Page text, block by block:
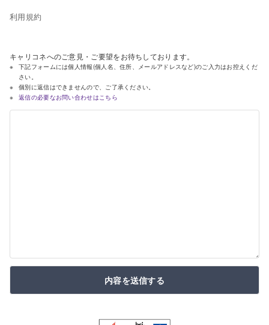
利用規約
キャリコネへのご意見・ご要望をお待ちしております。
下記フォームには個人情報(個人名、住所、メールアドレスなど)のご入力はお控えくだ
さい。
個別に返信はできませんので、ご了承ください。
返信の必要なお問い合わせはこちら
内容を送信する